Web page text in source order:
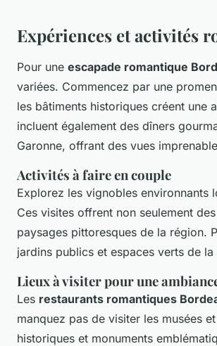
Expériences et activités
Pour une escapade romantique
variées. Commencez par une
les bâtiments historiques créent une
incluent également des dîners
Garonne, offrant des vues
Activités à faire en couple
Explorez les vignobles environnants
Ces visites offrent non seulement
paysages pittoresques de la région.
jardins publics et espaces verts de la
Lieux à visiter pour une
Les restaurants romantiques
manquez pas de visiter les musées
historiques et monuments